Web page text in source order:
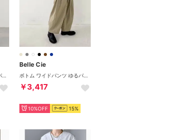
Belle Cie
￥3,417
10%OFF 15%